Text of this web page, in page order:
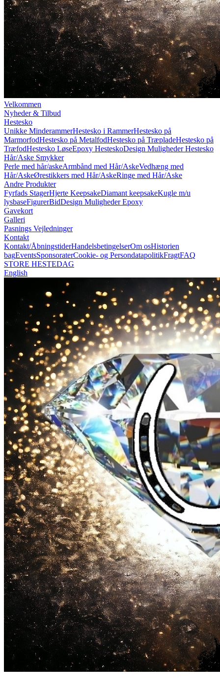
Velkommen
Nyheder & Tilbud
Hestesko
Unikke MinderammerHestesko i RammerHestesko på
MarmorfodHestesko på MetalfodHestesko på TræpladeHestesko på
TræfodHestesko LøseEpoxy HesteskoDesign Muligheder Hestesko
Hår/Aske Smykker
Perle med hår/askeArmbånd med Hår/AskeVedhæng med
Hår/AskeØrestikkers med Hår/AskeRinge med Hår/Aske
Andre Produkter
Fyrfads StagerHjerte KeepsakeDiamant keepsakeKugle m/u
lysbaseFigurerBidDesign Muligheder Epoxy
Gavekort
Galleri
Pasnings Vejledninger
Kontakt
Kontakt/ÅbningstiderHandelsbetingelserOm osHistorien
bagEventsSponsoraterCookie- og PersondatapolitikFragtFAQ
STORE HESTEDAG
English